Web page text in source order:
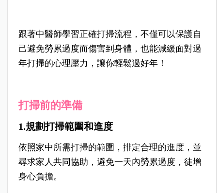
跟著中醫師學習正確打掃流程，不僅可以保護自
己避免勞累過度而傷害到身體，也能減緩面對過
年打掃的心理壓力，讓你輕鬆過好年！
打掃前的準備
1.規劃打掃範圍和進度
依照家中所需打掃的範圍，排定合理的進度，並
尋求家人共同協助，避免一天內勞累過度，徒增
身心負擔。